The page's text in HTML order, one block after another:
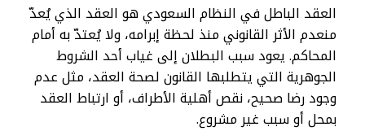
العقد الباطل في النظام السعودي هو العقد الذي يُعدّ
منعدم الأثر القانوني منذ لحظة إبرامه، ولا يُعتدّ به أمام
المحاكم. يعود سبب البطلان إلى غياب أحد الشروط
الجوهرية التي يتطلبها القانون لصحة العقد، مثل عدم
وجود رضا صحيح، نقص أهلية الأطراف، أو ارتباط العقد
بمحل أو سبب غير مشروع.